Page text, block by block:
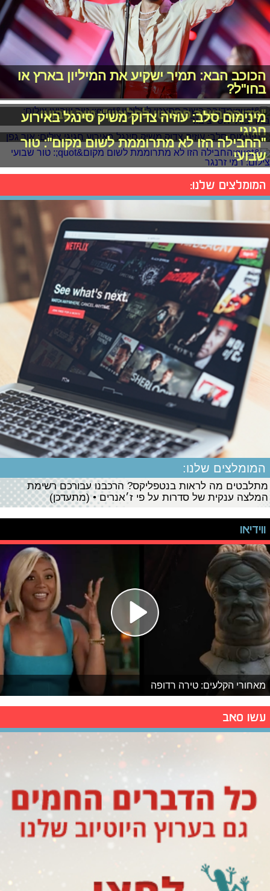
הכוכב הבא: תמיר ישקיע את המיליון בארץ או
בחו"ל?
"מדובר בשיר פתאטי לחלוטין": טור שבועי
מינימום סלב: עוזיה צדוק משיק סינגל באירוע
חגיגי
"החבילה הזו לא מתרוממת לשום מקום": טור
שבועי
המומלצים שלנו:
המומלצים שלנו:
מתלבטים מה לראות בנטפליקס? הרכבנו עבורכם רשימת
המלצה ענקית של סדרות על פי ז׳אנרים • (מתעדכן)
ווידיאו
מאחורי הקלעים: טירה רדופה
עשו סאב